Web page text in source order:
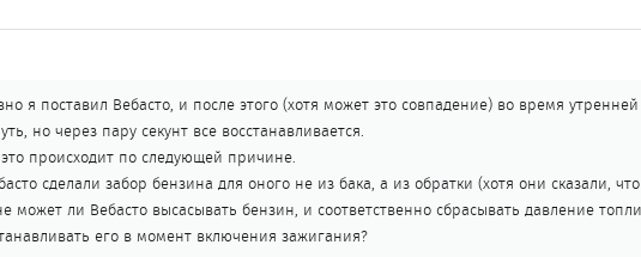
я поставил Вебасто, и после этого (хотя может это совпадение) во время
но через пару секунт все восстанавливается.
происходит по следующей причине.
сделали забор бензина для оного не из бака, а из обратки (хотя они сказали,
может ли Вебасто высасывать бензин, и соответственно сбрасывать давление
его в момент включения зажигания?